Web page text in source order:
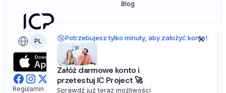
Blog
PL EN
Regulamin
Potrzebujesz tylko minuty, aby założyć konto!
Załóż darmowe konto i
przetestuj IC Project 🚀
Sprawdź już teraz możliwości